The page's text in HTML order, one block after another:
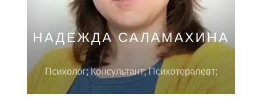
НАДЕЖДА САЛАМАХИНА
Психолог; Консультант; Психотерапевт;